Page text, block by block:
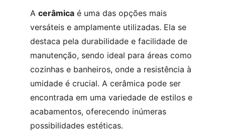
A cerâmica é uma das opções mais
versáteis e amplamente utilizadas. Ela se
destaca pela durabilidade e facilidade de
manutenção, sendo ideal para áreas como
cozinhas e banheiros, onde a resistência à
umidade é crucial. A cerâmica pode ser
encontrada em uma variedade de estilos e
acabamentos, oferecendo inúmeras
possibilidades estéticas.